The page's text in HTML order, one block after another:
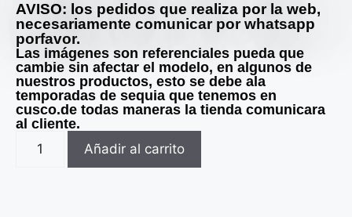
AVISO: los pedidos que realiza por la web,
necesariamente comunicar por whatsapp
porfavor.
Las imágenes son referenciales pueda que
cambie sin afectar el modelo, en algunos de
nuestros productos, esto se debe ala
temporadas de sequia que tenemos en
cusco.de todas maneras la tienda comunicara
al cliente.
Añadir al carrito